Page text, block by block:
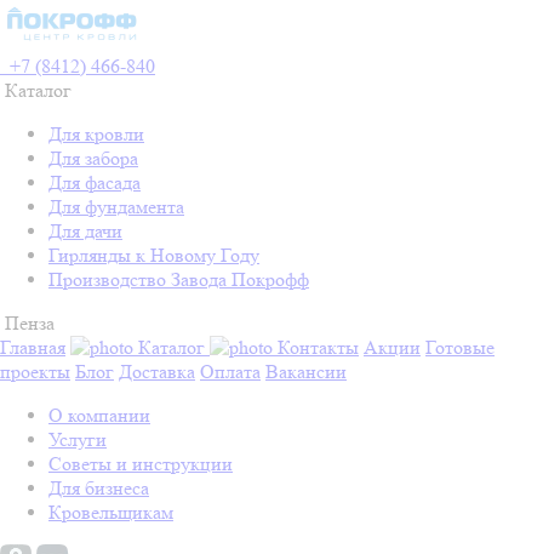
+7 (8412) 466-840
Каталог
Для кровли
Для забора
Для фасада
Для фундамента
Для дачи
Гирлянды к Новому Году
Производство Завода Покрофф
Пенза
Главная
Каталог Контакты Акции Готовые
проекты Блог Доставка Оплата Вакансии
О компании
Услуги
Советы и инструкции
Для бизнеса
Кровельщикам